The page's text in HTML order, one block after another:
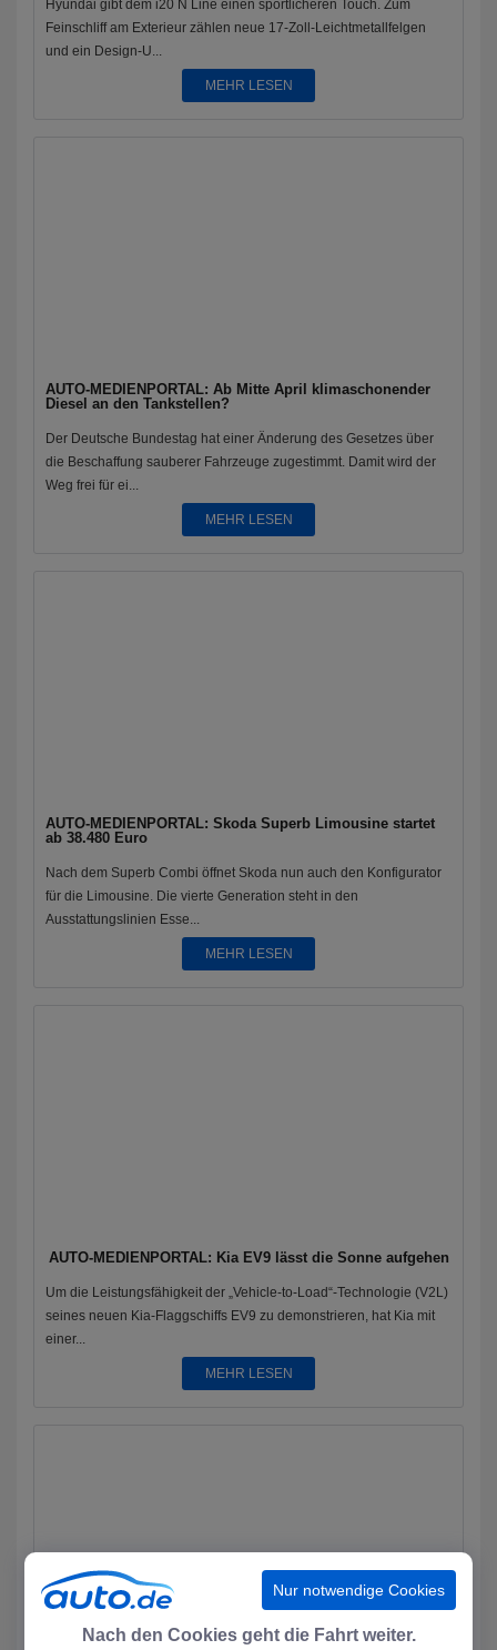
Hyundai gibt dem i20 N Line einen sportlicheren Touch. Zum
Feinschliff am Exterieur zählen neue 17-Zoll-Leichtmetallfelgen
und ein Design-U...
MEHR LESEN
AUTO-MEDIENPORTAL: Ab Mitte April klimaschonender
Diesel an den Tankstellen?
Der Deutsche Bundestag hat einer Änderung des Gesetzes über
die Beschaffung sauberer Fahrzeuge zugestimmt. Damit wird der
Weg frei für ei...
MEHR LESEN
AUTO-MEDIENPORTAL: Skoda Superb Limousine startet
ab 38.480 Euro
Nach dem Superb Combi öffnet Skoda nun auch den Konfigurator
für die Limousine. Die vierte Generation steht in den
Ausstattungslinien Esse...
MEHR LESEN
AUTO-MEDIENPORTAL: Kia EV9 lässt die Sonne aufgehen
Um die Leistungsfähigkeit der „Vehicle-to-Load“-Technologie (V2L)
seines neuen Kia-Flaggschiffs EV9 zu demonstrieren, hat Kia mit
einer...
MEHR LESEN
Nur notwendige Cookies
Nach den Cookies geht die Fahrt weiter.